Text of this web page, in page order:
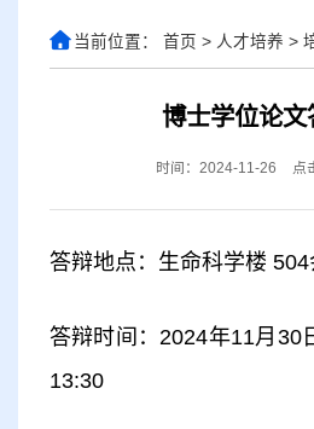
当前位置： 首页 > 人才培养 >
博士学位论文
时间：2024-11-26 点
答辩地点：生命科学楼 504
答辩时间：2024年11月30
13:30